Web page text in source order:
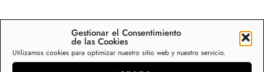
Gestionar el Consentimiento
de las Cookies
Utilizamos cookies para optimizar nuestro sitio web y nuestro servicio.
Malla metálica en rollos
La malla metálica galvanizada electrosoldada es un